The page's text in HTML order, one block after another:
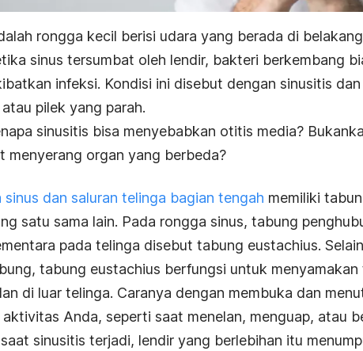
rongga kecil berisi udara yang berada di
sinus tersumbat oleh lendir, bakteri berkembang
infeksi. Kondisi ini disebut dengan sinusitis
pilek yang parah.
sinusitis bisa menyebabkan otitis media?
menyerang organ yang berbeda?
sinus dan saluran telinga bagian tengah memiliki
satu sama lain. Pada rongga sinus, tabung
pada telinga disebut tabung eustachius.
tabung eustachius berfungsi untuk menyamakan
di luar telinga. Caranya dengan membuka dan
aktivitas Anda, seperti saat menelan, menguap, atau
sinusitis terjadi, lendir yang berlebihan itu